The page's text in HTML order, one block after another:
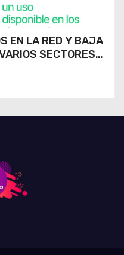
EN LA RED Y BAJA
SECTORES